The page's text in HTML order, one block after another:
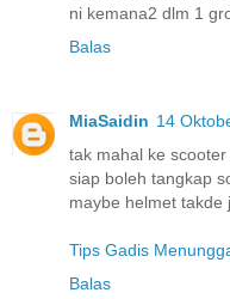
ni kemana2 dlm 1
Balas
MiaSaidin 14
tak mahal ke
siap boleh tangkap
maybe helmet takde
Tips Gadis
Balas